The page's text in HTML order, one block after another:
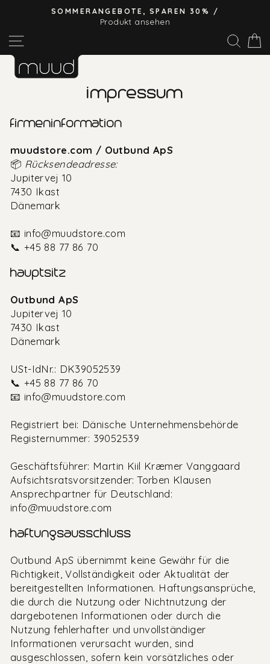
Inhalt
Pause
SOMMERANGEBOTE, SPAREN 30% /
Produkt ansehen
impressum
firmeninformation
muudstore.com / Outbund ApS
📦 Rücksendeadresse:
Jupitervej 10
7430 Ikast
Dänemark
📧 info@muudstore.com
📞 +45 88 77 86 70
hauptsitz
Outbund ApS
Jupitervej 10
7430 Ikast
Dänemark
USt-IdNr.: DK39052539
📞 +45 88 77 86 70
📧 info@muudstore.com
Registriert bei: Dänische Unternehmensbehörde
Registernummer: 39052539
Geschäftsführer: Martin Kiil Kræmer Vanggaard
Aufsichtsratsvorsitzender: Torben Klausen
Ansprechpartner für Deutschland:
info@muudstore.com
haftungsausschluss
Outbund ApS übernimmt keine Gewähr für die
Richtigkeit, Vollständigkeit oder Aktualität der
bereitgestellten Informationen. Haftungsansprüche,
die durch die Nutzung oder Nichtnutzung der
dargebotenen Informationen oder durch die
Nutzung fehlerhafter und unvollständiger
Informationen verursacht wurden, sind
ausgeschlossen, sofern kein vorsätzliches oder